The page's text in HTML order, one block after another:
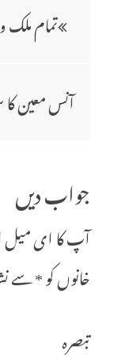
پوسٹوں
کی
تمام
آنس معین کا
جواب دیں
آپ کا ای میل
خانوں کو*سے
تبصرہ